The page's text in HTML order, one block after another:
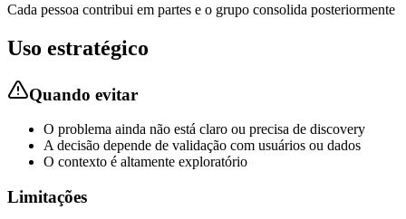
Cada pessoa contribui em partes e o grupo consolida posteriormente
Uso estratégico
Quando evitar
O problema ainda não está claro ou precisa de discovery
A decisão depende de validação com usuários ou dados
O contexto é altamente exploratório
Limitações